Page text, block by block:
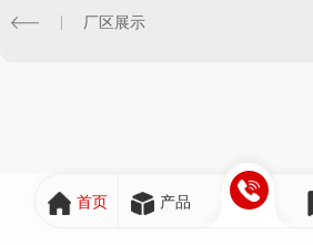
厂区展示
首页 产品